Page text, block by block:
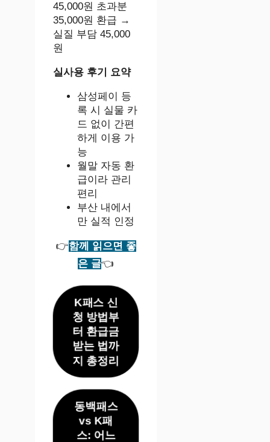
45,000원 초과분
35,000원 환급 →
실질 부담 45,000
원
실사용 후기 요약
삼성페이 등
록 시 실물 카
드 없이 간편
하게 이용 가
능
월말 자동 환
급이라 관리
편리
부산 내에서
만 실적 인정
👉함께 읽으면 좋
은 글👈
K패스 신
청 방법부
터 환급금
받는 법까
지 총정리
동백패스
vs K패
스: 어느